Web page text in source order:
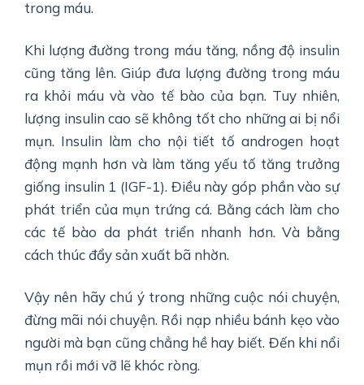
trong máu.
Khi lượng đường trong máu tăng, nồng độ insulin
cũng tăng lên. Giúp đưa lượng đường trong máu
ra khỏi máu và vào tế bào của bạn. Tuy nhiên,
lượng insulin cao sẽ không tốt cho những ai bị nổi
mụn. Insulin làm cho nội tiết tố androgen hoạt
động mạnh hơn và làm tăng yếu tố tăng trưởng
giống insulin 1 (IGF-1). Điều này góp phần vào sự
phát triển của mụn trứng cá. Bằng cách làm cho
các tế bào da phát triển nhanh hơn. Và bằng
cách thúc đẩy sản xuất bã nhờn.
Vậy nên hãy chú ý trong những cuộc nói chuyện,
đừng mãi nói chuyện. Rồi nạp nhiều bánh kẹo vào
người mà bạn cũng chẳng hề hay biết. Đến khi nổi
mụn rồi mới vỡ lẽ khóc ròng.